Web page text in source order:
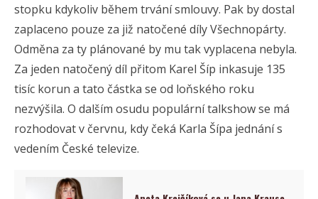
stopku kdykoliv během trvání smlouvy. Pak by dostal
zaplaceno pouze za již natočené díly Všechnopárty.
Odměna za ty plánované by mu tak vyplacena nebyla.
Za jeden natočený díl přitom Karel Šíp inkasuje 135
tisíc korun a tato částka se od loňského roku
nezvýšila. O dalším osudu populární talkshow se má
rozhodovat v červnu, kdy čeká Karla Šípa jednání s
vedením České televize.